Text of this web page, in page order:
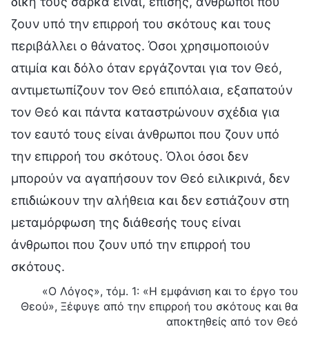
ζουν υπό την επιρροή του σκότους και τους
περιβάλλει ο θάνατος. Όσοι χρησιμοποιούν
ατιμία και δόλο όταν εργάζονται για τον Θεό,
αντιμετωπίζουν τον Θεό επιπόλαια, εξαπατούν
τον Θεό και πάντα καταστρώνουν σχέδια για
τον εαυτό τους είναι άνθρωποι που ζουν υπό
την επιρροή του σκότους. Όλοι όσοι δεν
μπορούν να αγαπήσουν τον Θεό ειλικρινά, δεν
επιδιώκουν την αλήθεια και δεν εστιάζουν στη
μεταμόρφωση της διάθεσής τους είναι
άνθρωποι που ζουν υπό την επιρροή του
σκότους.
«Ο Λόγος», τόμ. 1: «Η εμφάνιση και το έργο του
Θεού», Ξέφυγε από την επιρροή του σκότους και θα
αποκτηθείς από τον Θεό